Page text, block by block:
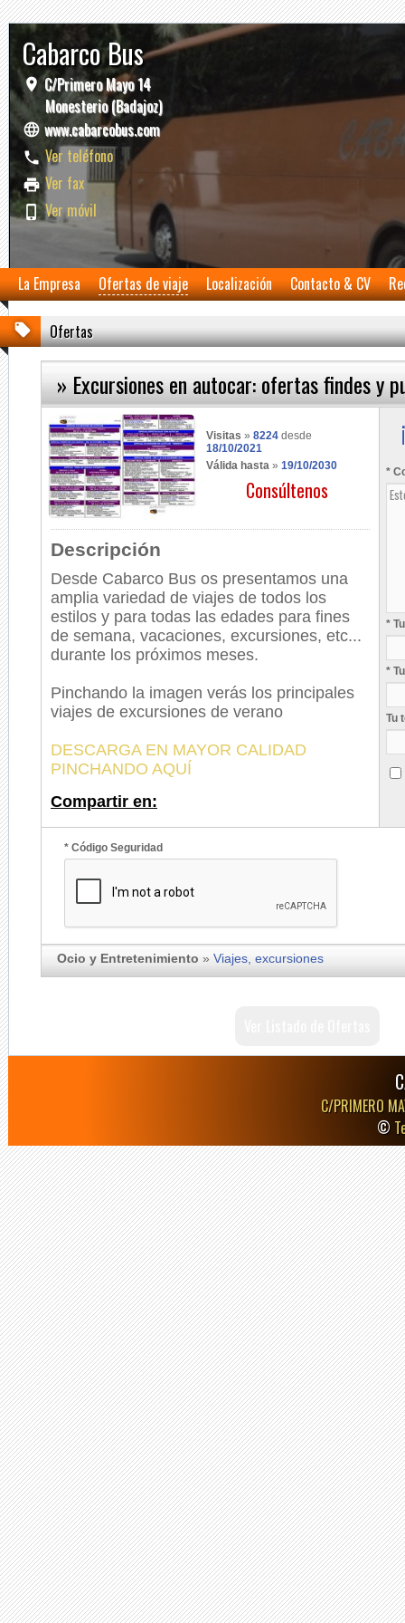
Cabarco Bus
C/Primero Mayo 14
Monesterio (Badajoz)
www.cabarcobus.com
Ver teléfono
Ver fax
Ver móvil
La Empresa Ofertas de viaje Localización Contacto & CV
Ofertas
» Excursiones en autocar: ofertas findes y
Visitas » 8224 desde
18/10/2021
Válida hasta » 19/10/2030
Consúltenos
Descripción
Desde Cabarco Bus os presentamos una
amplia variedad de viajes de todos los
estilos y para todas las edades para fines
de semana, vacaciones, excursiones, etc...
durante los próximos meses.
Pinchando la imagen verás los principales
viajes de excursiones de verano
DESCARGA EN MAYOR CALIDAD
PINCHANDO AQUÍ
Compartir en:
*
*
*
Tu
* Código Seguridad
Ocio y Entretenimiento » Viajes, excursiones
C/PRIMERO
©